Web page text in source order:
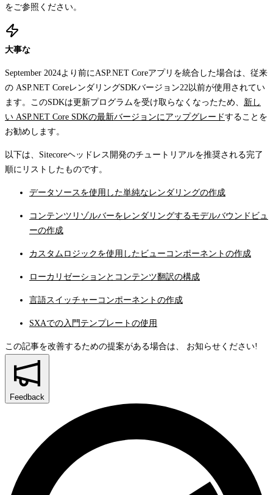
をご参照ください。
大事な
September 2024より前にASP.NET Coreアプリを統合した場合は、従来
の ASP.NET CoreレンダリングSDKバージョン22以前が使用されてい
ます。このSDKは更新プログラムを受け取らなくなったため、 新し
い ASP.NET Core SDKの最新バージョンにアップグレードすることを
お勧めします。
以下は、Sitecoreヘッドレス開発のチュートリアルを推奨される完了
順にリストしたものです。
データソースを使用した単純なレンダリングの作成
コンテンツリゾルバーをレンダリングするモデルバウンドビュ
ーの作成
カスタムロジックを使用したビューコンポーネントの作成
ローカリゼーションとコンテンツ翻訳の構成
言語スイッチャーコンポーネントの作成
SXAでの入門テンプレートの使用
この記事を改善するための提案がある場合は、 お知らせください!
Feedback